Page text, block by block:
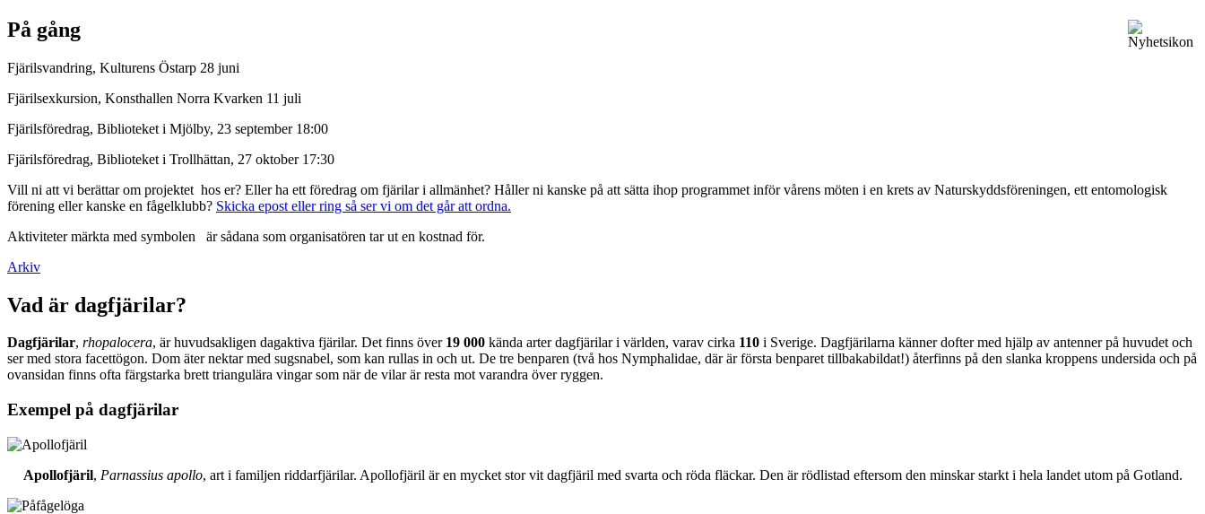
På gång
Fjärilsvandring, Kulturens Östarp 28 juni
Fjärilsexkursion, Konsthallen Norra Kvarken 11 juli
Fjärilsföredrag, Biblioteket i Mjölby, 23 september 18:00
Fjärilsföredrag, Biblioteket i Trollhättan, 27 oktober 17:30
Vill ni att vi berättar om projektet hos er? Eller ha ett föredrag om fjärilar i allmänhet? Håller ni kanske på att sätta ihop programmet inför vårens möten i en krets av Naturskyddsföreningen, ett entomologisk
förening eller kanske en fågelklubb? Skicka epost eller ring så ser vi om det går att ordna.
Aktiviteter märkta med symbolen
är sådana som organisatören tar ut en kostnad för.
Arkiv
Vad är dagfjärilar?
Dagfjärilar, rhopalocera, är huvudsakligen dagaktiva fjärilar. Det finns över 19 000 kända arter dagfjärilar i världen, varav cirka 110 i Sverige. Dagfjärilarna känner dofter med hjälp av antenner på huvudet och
ser med stora facettögon. Dom äter nektar med sugsnabel, som kan rullas in och ut. De tre benparen (två hos Nymphalidae, där är första benparet tillbakabildat!) återfinns på den slanka kroppens undersida och på
ovansidan finns ofta färgstarka brett triangulära vingar som när de vilar är resta mot varandra över ryggen.
Exempel på dagfjärilar
Apollofjäril, Parnassius apollo, art i familjen riddarfjärilar. Apollofjäril är en mycket stor vit dagfjäril med svarta och röda fläckar. Den är rödlistad eftersom den minskar starkt i hela landet utom på Gotland.